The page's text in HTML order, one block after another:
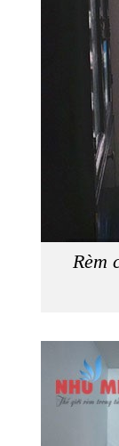
Rèm